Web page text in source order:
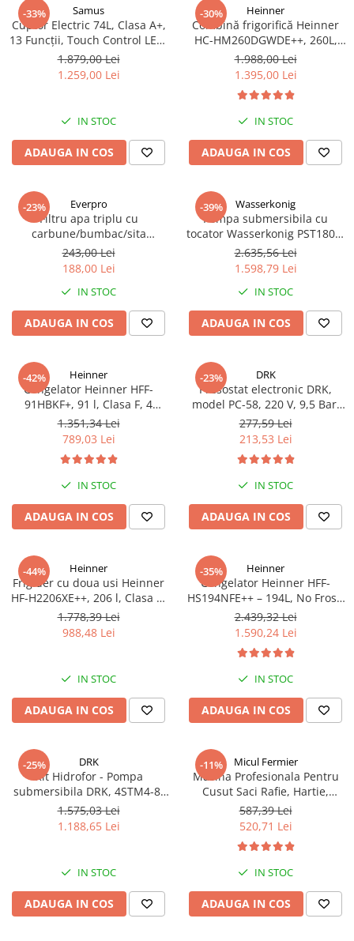
-33% Samus
Cuptor Electric 74L, Clasa A+,
13 Funcții, Touch Control LED,
Panou Sticlă Neagră – Grill,
Convectie 3D, Autocurățare
Catalitică + Accesorii Incluse
1.879,00 Lei
1.259,00 Lei
IN STOC
ADAUGA IN COS
-30% Heinner
Combină frigorifică Heinner
HC-HM260DGWDE++, 260L,
Clasa E, Dozator Apă, Control
Electronic, LED, 180 cm, Gri
Antracit Texturat
1.988,00 Lei
1.395,00 Lei
IN STOC
ADAUGA IN COS
-23% Everpro
Filtru apa triplu cu
carbune/bumbac/sita
3x3/4"*10
243,00 Lei
188,00 Lei
IN STOC
ADAUGA IN COS
-39% Wasserkonig
Pompa submersibila cu
tocator Wasserkonig PST1800,
particule max. 10 mm, putere
1800 W, debit 17500 l/h,
inaltime refulare 11.5 m
2.635,56 Lei
1.598,79 Lei
IN STOC
ADAUGA IN COS
-42% Heinner
Congelator Heinner HFF-
91HBKF+, 91 l, Clasa F, 4
sertare, Control mecanic, H 85
cm, Negru
1.351,34 Lei
789,03 Lei
IN STOC
ADAUGA IN COS
-23% DRK
Presostat electronic DRK,
model PC-58, 220 V, 9,5 Bar,
1Kw, 10A
277,59 Lei
213,53 Lei
IN STOC
ADAUGA IN COS
-44% Heinner
Frigider cu doua usi Heinner
HF-H2206XE++, 206 l, Clasa E,
lumina LED, 3 rafturi de sticla,
H 143 cm, Inox
1.778,39 Lei
988,48 Lei
IN STOC
ADAUGA IN COS
-35% Heinner
Congelator Heinner HFF-
HS194NFE++ – 194L, No Frost,
6 Compartimente, Control
Electronic
2.439,32 Lei
1.590,24 Lei
IN STOC
ADAUGA IN COS
-25% DRK
Kit Hidrofor - Pompa
submersibila DRK, 4STM4-8,
putere 1.8 kW, debit 5m3/h, 8
turbine + Vas de expansiune
100 L, racord 5 cai, supapa de
1.575,03 Lei
1.188,65 Lei
IN STOC
ADAUGA IN COS
-11% Micul Fermier
Masina Profesionala Pentru
Cusut Saci Rafie, Hartie,
Panza-Plastic 210w taiere
automata, Micul Fermier GF-
1681
587,39 Lei
520,71 Lei
IN STOC
ADAUGA IN COS